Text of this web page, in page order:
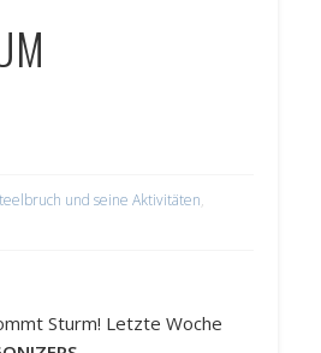
und seine Aktivitäten,
Sturm! Letzte Woche